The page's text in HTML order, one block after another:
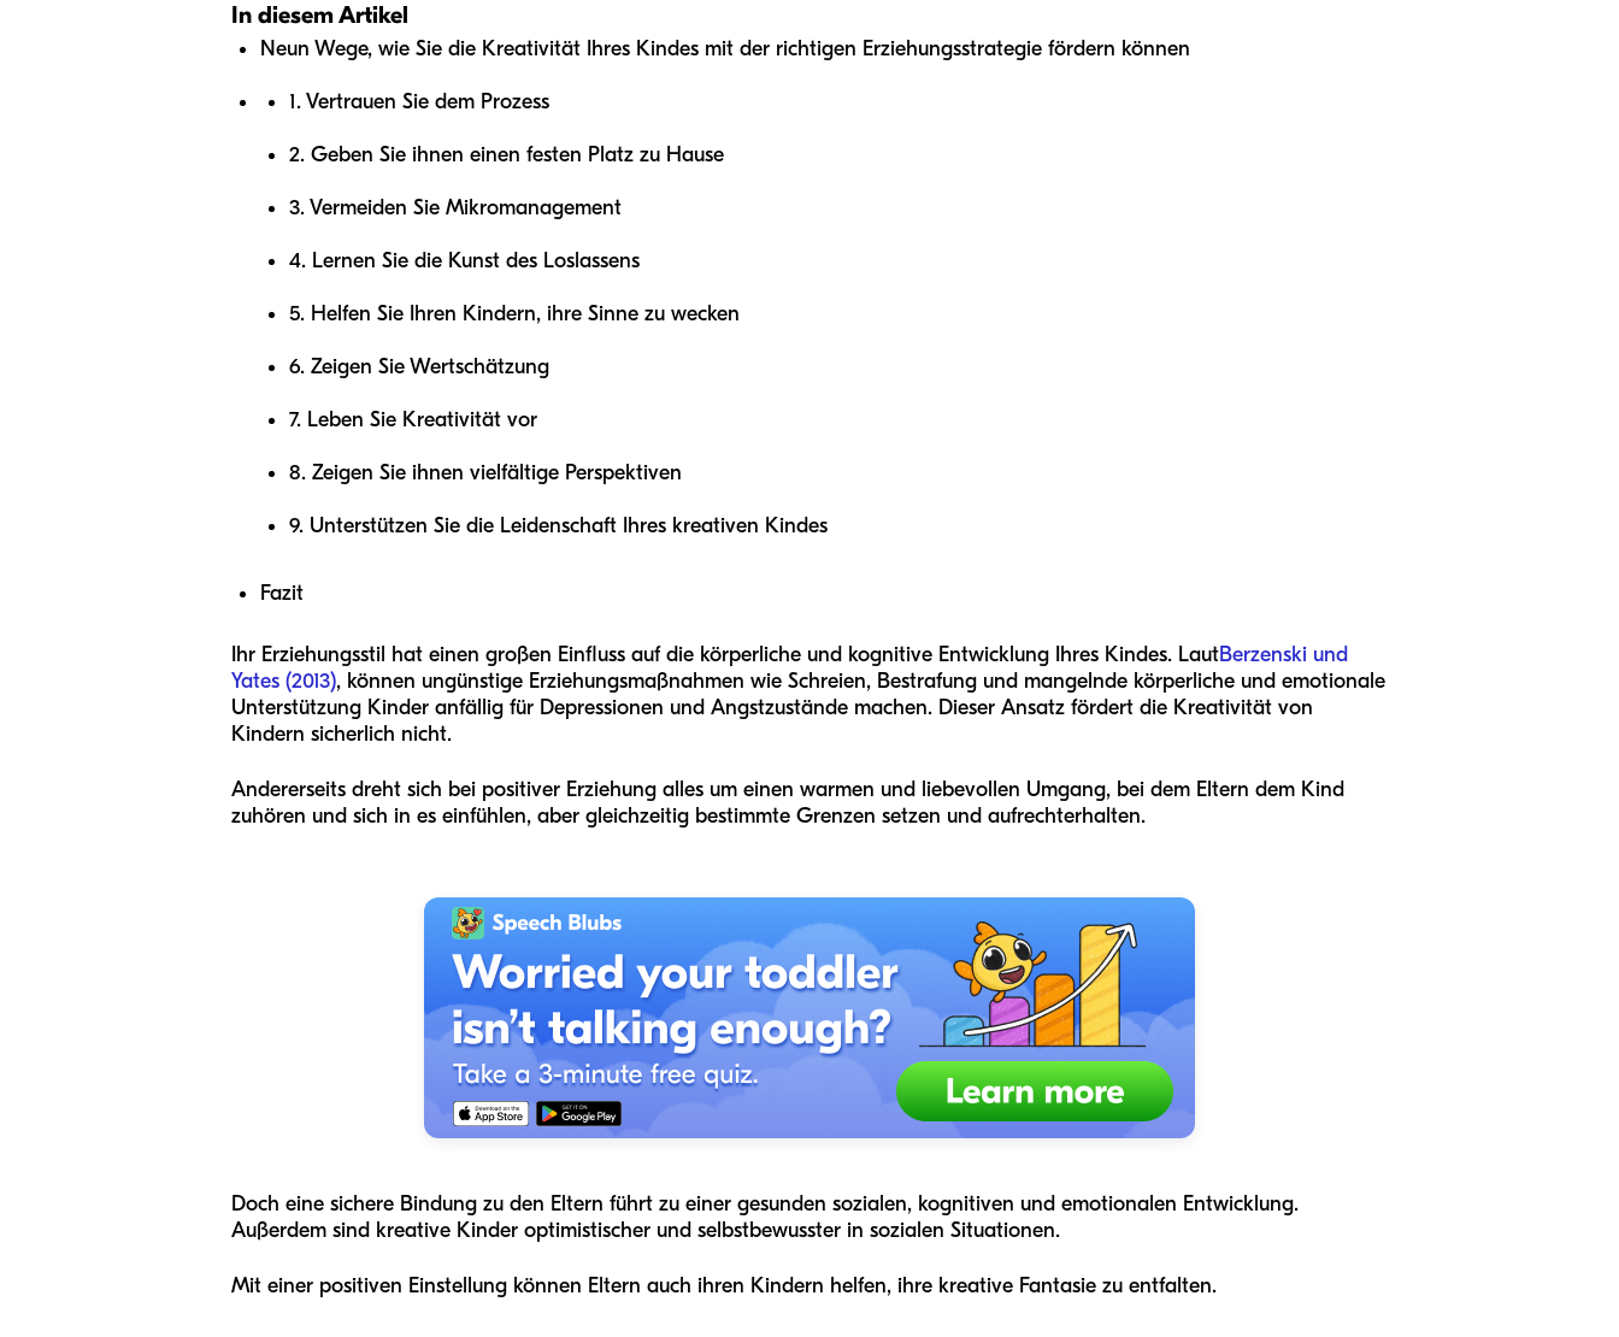
In diesem Artikel
Neun Wege, wie Sie die Kreativität Ihres Kindes mit der richtigen Erziehungsstrategie fördern können
1. Vertrauen Sie dem Prozess
2. Geben Sie ihnen einen festen Platz zu Hause
3. Vermeiden Sie Mikromanagement
4. Lernen Sie die Kunst des Loslassens
5. Helfen Sie Ihren Kindern, ihre Sinne zu wecken
6. Zeigen Sie Wertschätzung
7. Leben Sie Kreativität vor
8. Zeigen Sie ihnen vielfältige Perspektiven
9. Unterstützen Sie die Leidenschaft Ihres kreativen Kindes
Fazit
Ihr Erziehungsstil hat einen großen Einfluss auf die körperliche und kognitive Entwicklung Ihres Kindes. LautBerzenski und
Yates (2013), können ungünstige Erziehungsmaßnahmen wie Schreien, Bestrafung und mangelnde körperliche und emotionale
Unterstützung Kinder anfällig für Depressionen und Angstzustände machen. Dieser Ansatz fördert die Kreativität von
Kindern sicherlich nicht.
Andererseits dreht sich bei positiver Erziehung alles um einen warmen und liebevollen Umgang, bei dem Eltern dem Kind
zuhören und sich in es einfühlen, aber gleichzeitig bestimmte Grenzen setzen und aufrechterhalten.
Doch eine sichere Bindung zu den Eltern führt zu einer gesunden sozialen, kognitiven und emotionalen Entwicklung.
Außerdem sind kreative Kinder optimistischer und selbstbewusster in sozialen Situationen.
Mit einer positiven Einstellung können Eltern auch ihren Kindern helfen, ihre kreative Fantasie zu entfalten.